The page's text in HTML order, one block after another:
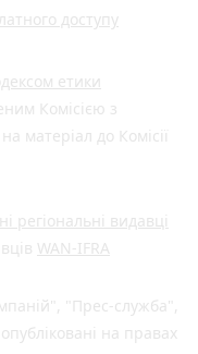
доступу
етики
Комісією з
матеріал до Комісії
регіональні видавці
WAN-IFRA
"Прес-служба",
на правах